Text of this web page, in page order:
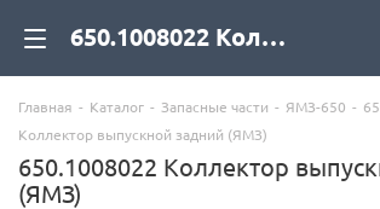
650.1008022 Коллектор выпускной задний (ЯМЗ) для дизельных двигателей купить со склада с доставкой по цене официального дилера - компания Дизель Экспорт
Главная - Каталог - Запасные части - ЯМЗ-650 -
Коллектор выпускной задний (ЯМЗ)
650.1008022 Коллектор
(ЯМЗ)